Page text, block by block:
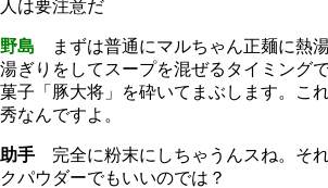
人は要注意だ
野島 まずは普通にマルちゃん正麺に熱湯
湯ぎりをしてスープを混ぜるタイミング
菓子「豚大将」を砕いてまぶします。こ
秀なんですよ。
助手 完全に粉末にしちゃうんスね。そ
クパウダーでもいいのでは？